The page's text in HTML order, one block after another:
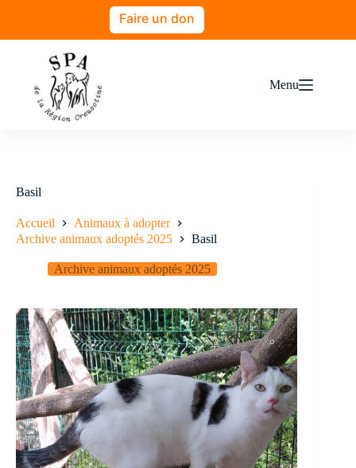
Faire un don
Menu
Basil
Accueil
Animaux à adopter
Archive animaux adoptés 2025
Basil
Archive animaux adoptés 2025